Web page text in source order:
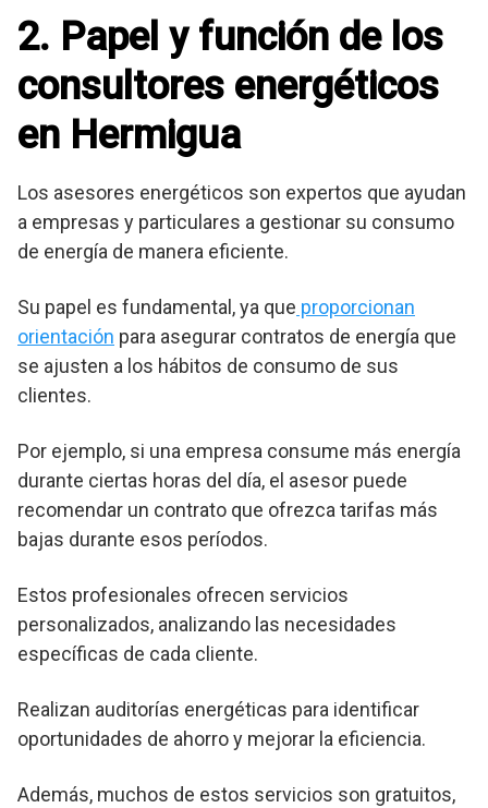
2. Papel y función de los
consultores energéticos
en Hermigua
Los asesores energéticos son expertos que ayudan
a empresas y particulares a gestionar su consumo
de energía de manera eficiente.
Su papel es fundamental, ya que proporcionan
orientación para asegurar contratos de energía que
se ajusten a los hábitos de consumo de sus
clientes.
Por ejemplo, si una empresa consume más energía
durante ciertas horas del día, el asesor puede
recomendar un contrato que ofrezca tarifas más
bajas durante esos períodos.
Estos profesionales ofrecen servicios
personalizados, analizando las necesidades
específicas de cada cliente.
Realizan auditorías energéticas para identificar
oportunidades de ahorro y mejorar la eficiencia.
Además, muchos de estos servicios son gratuitos,